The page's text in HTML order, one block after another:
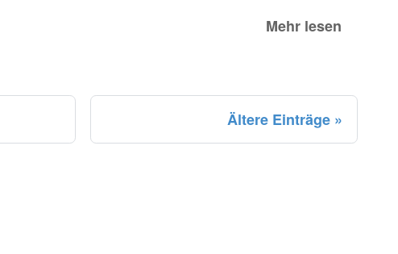
Mehr lesen
Ältere Einträge